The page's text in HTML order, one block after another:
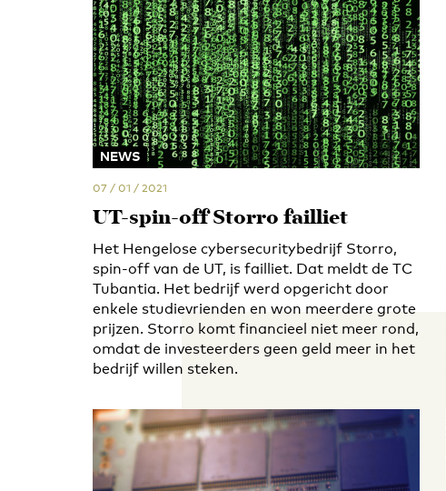
NEWS
07 / 01 / 2021
UT-spin-off Storro failliet
Het Hengelose cybersecuritybedrijf Storro,
spin-off van de UT, is failliet. Dat meldt de TC
Tubantia. Het bedrijf werd opgericht door
enkele studievrienden en won meerdere grote
prijzen. Storro komt financieel niet meer rond,
omdat de investeerders geen geld meer in het
bedrijf willen steken.